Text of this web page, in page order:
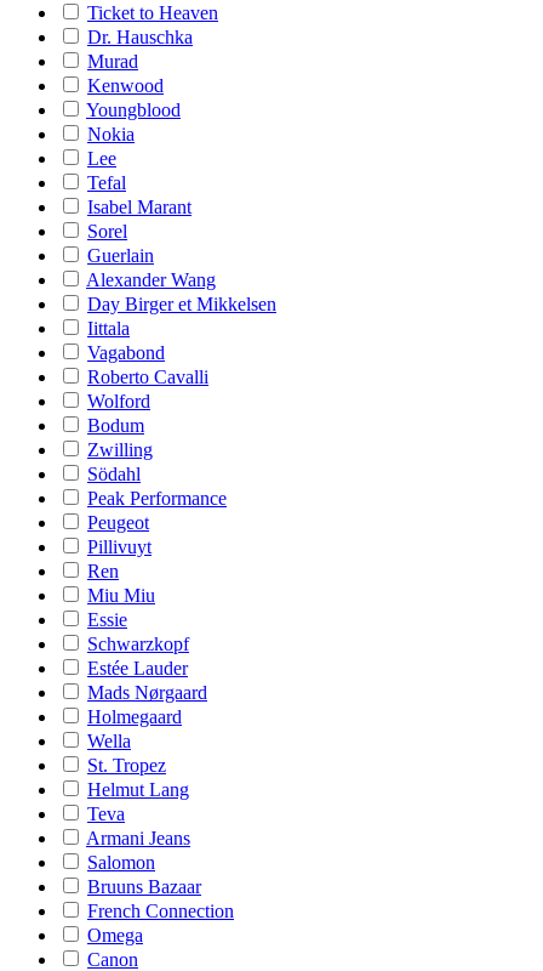
Ticket to Heaven
Dr. Hauschka
Murad
Kenwood
Youngblood
Nokia
Lee
Tefal
Isabel Marant
Sorel
Guerlain
Alexander Wang
Day Birger et Mikkelsen
Iittala
Vagabond
Roberto Cavalli
Wolford
Bodum
Zwilling
Södahl
Peak Performance
Peugeot
Pillivuyt
Ren
Miu Miu
Essie
Schwarzkopf
Estée Lauder
Mads Nørgaard
Holmegaard
Wella
St. Tropez
Helmut Lang
Teva
Armani Jeans
Salomon
Bruuns Bazaar
French Connection
Omega
Canon